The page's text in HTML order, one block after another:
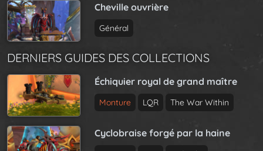
Cheville ouvrière
Général
DERNIERS GUIDES DES COLLECTIONS
Échiquier royal de grand maître
Monture LQR The War Within
Cyclobraise forgé par la haine